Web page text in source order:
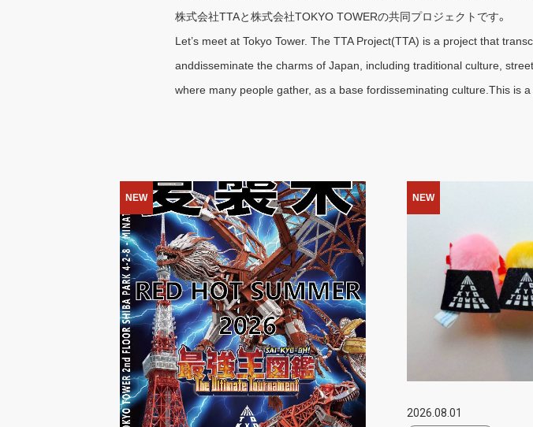
株式会社TTAと株式会社TOKYO TOWERの共同プロジェクトです。
Let’s meet at Tokyo Tower. The TTA Project(TTA) is a project that
anddisseminate the charms of Japan, including traditional culture,
where many people gather, as a base fordisseminating culture.This is
NEW NEW
2026.08.01